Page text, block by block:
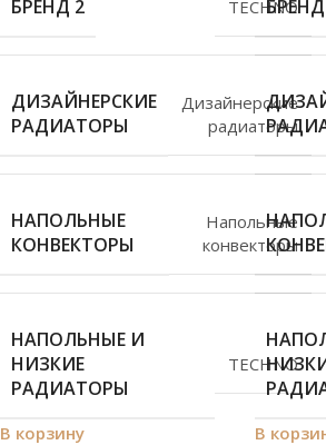
БРЕНД 2 TECHNO
ДИЗАЙНЕРСКИЕ
РАДИАТОРЫ
Дизайнерские
радиаторы
НАПОЛЬНЫЕ
КОНВЕКТОРЫ
Напольные
конвекторы
НАПОЛЬНЫЕ И
НИЗКИЕ
РАДИАТОРЫ
TECHNO
В корзину В